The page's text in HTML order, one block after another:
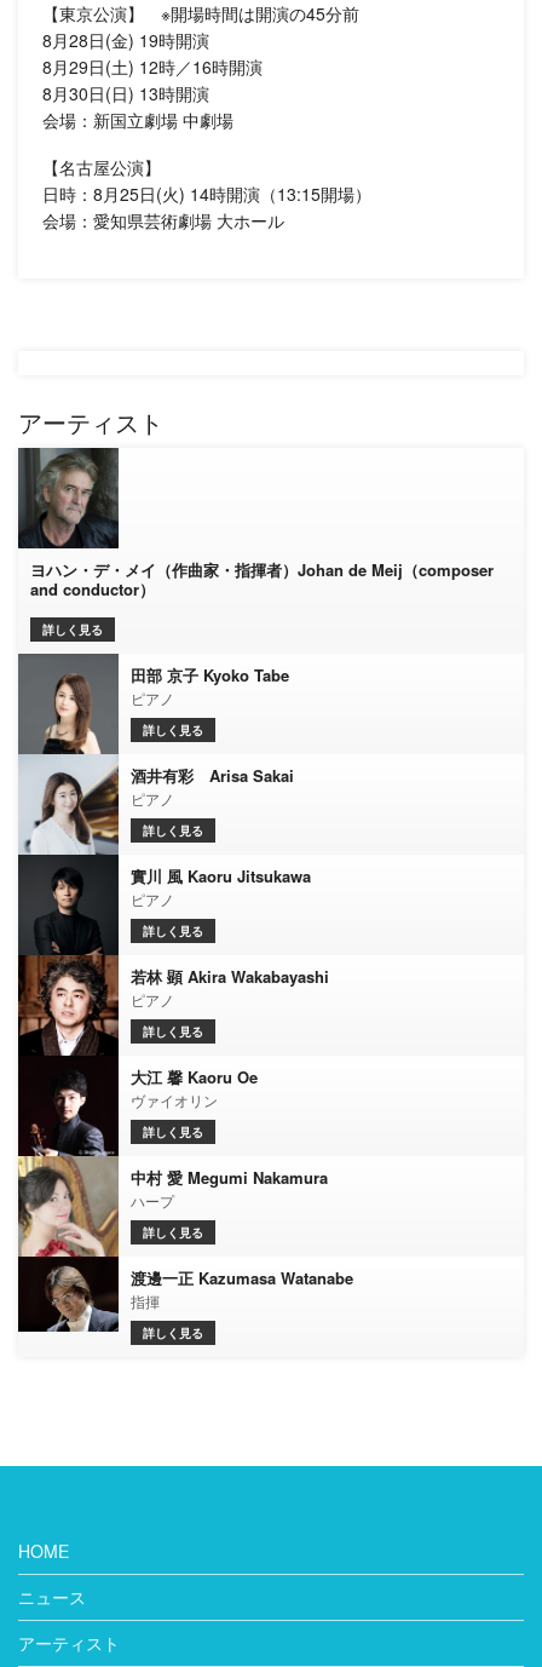
【東京公演】 ※開場時間は開演の45分前
8月28日(金) 19時開演
8月29日(土) 12時／16時開演
8月30日(日) 13時開演
会場：新国立劇場 中劇場
【名古屋公演】
日時：8月25日(火) 14時開演（13:15開場）
会場：愛知県芸術劇場 大ホール
アーティスト
ヨハン・デ・メイ（作曲家・指揮者）Johan de Meij（composer
and conductor）
詳しく見る
田部 京子 Kyoko Tabe
ピアノ
詳しく見る
酒井有彩 Arisa Sakai
ピアノ
詳しく見る
實川 風 Kaoru Jitsukawa
ピアノ
詳しく見る
若林 顕 Akira Wakabayashi
ピアノ
詳しく見る
大江 馨 Kaoru Oe
ヴァイオリン
詳しく見る
中村 愛 Megumi Nakamura
ハープ
詳しく見る
渡邊一正 Kazumasa Watanabe
指揮
詳しく見る
HOME
ニュース
アーティスト